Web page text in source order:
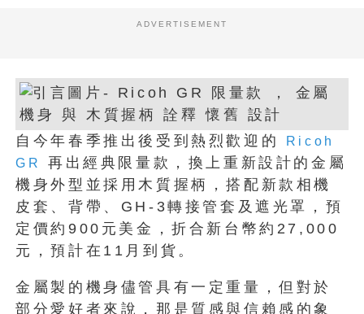
ADVERTISEMENT
自今年春季推出後受到熱烈歡迎的
Ricoh
GR
再出經典限量款，換上重新設計的金屬
機身外型並採用木質握柄，搭配新款相機
皮套、背帶、GH-3轉接管套及遮光罩，預
定價約900元美金，折合新台幣約27,000
元，預計在11月到貨。
金屬製的機身儘管具有一定重量，但對於
部分愛好者來說，那是質感與信賴感的象